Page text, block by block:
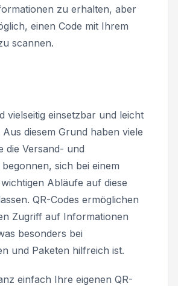
zu erhalten, aber
einen Code mit Ihrem
scannen.
vielseitig einsetzbar und leicht
diesem Grund haben viele
die Versand- und
sich bei einem
Abläufe auf diese
QR-Codes ermöglichen
Zugriff auf Informationen
besonders bei
und Paketen hilfreich ist.
einfach Ihre eigenen QR-